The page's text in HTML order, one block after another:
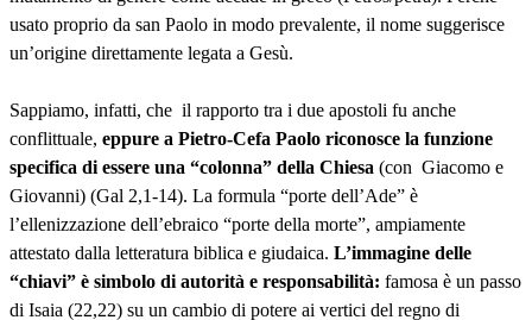
usato proprio da san Paolo in modo prevalente, il nome suggerisce
un’origine direttamente legata a Gesù.
Sappiamo, infatti, che il rapporto tra i due apostoli fu anche
conflittuale, eppure a Pietro-Cefa Paolo riconosce la funzione
specifica di essere una “colonna” della Chiesa (con Giacomo e
Giovanni) (Gal 2,1-14). La formula “porte dell’Ade” è
l’ellenizzazione dell’ebraico “porte della morte”, ampiamente
attestato dalla letteratura biblica e giudaica. L’immagine delle
“chiavi” è simbolo di autorità e responsabilità: famosa è un passo
di Isaia (22,22) su un cambio di potere ai vertici del regno di